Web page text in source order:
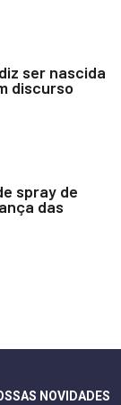
ser nascida
discurso
spray de
das
NOVIDADES